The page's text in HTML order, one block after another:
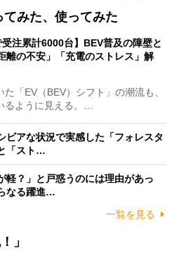
みた、使ってみた
受注累計6000台】BEV普及の障壁と
離の不安」「充電のストレス」解
「EV（BEV）シフト」の潮流も、
るように見える。…
ビアな状況で実感した「フォレスタ
「スト…
軽？」と戸惑うのには理由があっ
なる躍進…
一覧を見る
」